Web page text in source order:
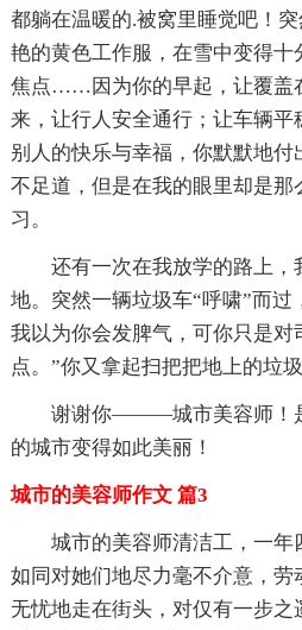
都躺在温暖的.被窝里睡觉吧！
艳的黄色工作服，在雪中变得十
焦点……因为你的早起，让覆盖
来，让行人安全通行；让车辆平
别人的快乐与幸福，你默默地
不足道，但是在我的眼里却是那
习。
还有一次在我放学的路上，
地。突然一辆垃圾车“呼啸”而过
我以为你会发脾气，可你只是对
点。”你又拿起扫把把地上的垃
谢谢你———城市美容师！是
的城市变得如此美丽！
城市的美容师作文 篇3
城市的美容师清洁工，一年
如同对她们地尽力毫不介意，
无忧地走在街头，对仅有一步之